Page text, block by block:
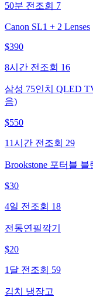
50분 전 조회 7
Canon SL1 + 2 Lenses
$390
8시간 전 조회 16
삼성 75인치 QLED
음)
$550
11시간 전 조회 29
Brookstone 포터블
$30
4일 전 조회 18
전동연필깍기
$20
1달 전 조회 59
김치 냉장고